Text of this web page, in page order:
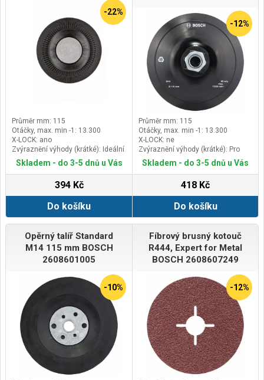
-22%
Průměr mm: 115
Otáčky, max. min -1: 13.300
X-LOCK: ano
Zvýraznění výhody (krátké): Ideální
pro brusné talíře s hrubým zrnem
(P50 a hrubší)
Skladem - do 3-5 dnů u Vás
394 Kč
Do košíku
-12%
Průměr mm: 115
Otáčky, max. min -1: 13.300
X-LOCK: ne
Zvýraznění výhody (krátké): Pro
upevnění brusných papírů
Skladem - do 3-5 dnů u Vás
418 Kč
Do košíku
Opěrný talíř Standard
M14 115 mm BOSCH
2608601005
-10%
Fíbrový brusný kotouč
R444, Expert for Metal
BOSCH 2608607249
-12%